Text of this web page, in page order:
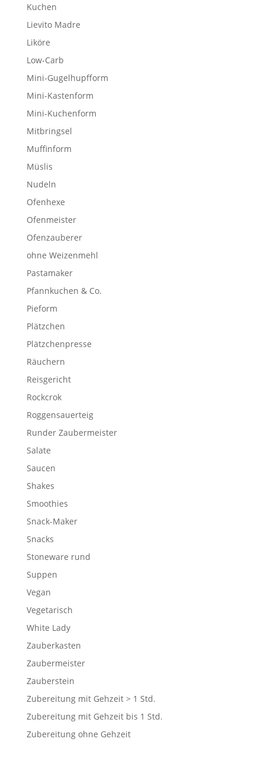
Kuchen
Lievito Madre
Liköre
Low-Carb
Mini-Gugelhupfform
Mini-Kastenform
Mini-Kuchenform
Mitbringsel
Muffinform
Müslis
Nudeln
Ofenhexe
Ofenmeister
Ofenzauberer
ohne Weizenmehl
Pastamaker
Pfannkuchen & Co.
Pieform
Plätzchen
Plätzchenpresse
Räuchern
Reisgericht
Rockcrok
Roggensauerteig
Runder Zaubermeister
Salate
Saucen
Shakes
Smoothies
Snack-Maker
Snacks
Stoneware rund
Suppen
Vegan
Vegetarisch
White Lady
Zauberkasten
Zaubermeister
Zauberstein
Zubereitung mit Gehzeit > 1 Std.
Zubereitung mit Gehzeit bis 1 Std.
Zubereitung ohne Gehzeit